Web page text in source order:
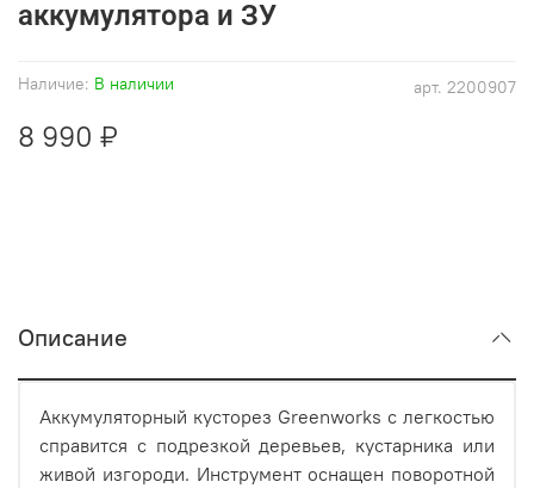
арт. 2200907
Наличие: В наличии
аккумулятора и ЗУ
8 990 ₽
Описание
Аккумуляторный кусторез Greenworks с легкостью
справится с подрезкой деревьев, кустарника или
живой изгороди. Инструмент оснащен поворотной